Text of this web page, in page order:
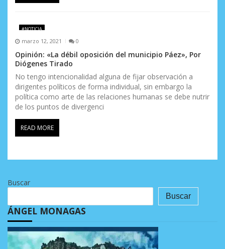
#NOTICIA
marzo 12, 2021 0
Opinión: «La débil oposición del municipio Páez», Por
Diógenes Tirado
No tengo intencionalidad alguna de fijar observación a
dirigentes políticos de forma individual, sin embargo la
política como arte de las relaciones humanas se debe nutrir
de los puntos de divergenci
READ MORE
Buscar
Buscar
ÁNGEL MONAGAS